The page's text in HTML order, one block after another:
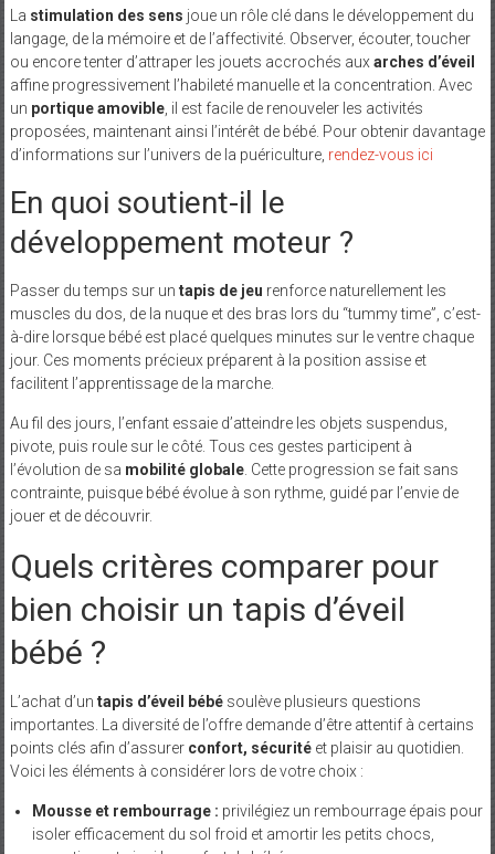
La stimulation des sens joue un rôle clé dans le développement du
langage, de la mémoire et de l’affectivité. Observer, écouter, toucher
ou encore tenter d’attraper les jouets accrochés aux arches d’éveil
affine progressivement l’habileté manuelle et la concentration. Avec
un portique amovible, il est facile de renouveler les activités
proposées, maintenant ainsi l’intérêt de bébé. Pour obtenir davantage
d’informations sur l’univers de la puériculture, rendez-vous ici
En quoi soutient-il le
développement moteur ?
Passer du temps sur un tapis de jeu renforce naturellement les
muscles du dos, de la nuque et des bras lors du “tummy time”, c’est-
à-dire lorsque bébé est placé quelques minutes sur le ventre chaque
jour. Ces moments précieux préparent à la position assise et
facilitent l’apprentissage de la marche.
Au fil des jours, l’enfant essaie d’atteindre les objets suspendus,
pivote, puis roule sur le côté. Tous ces gestes participent à
l’évolution de sa mobilité globale. Cette progression se fait sans
contrainte, puisque bébé évolue à son rythme, guidé par l’envie de
jouer et de découvrir.
Quels critères comparer pour
bien choisir un tapis d’éveil
bébé ?
L’achat d’un tapis d’éveil bébésoulève plusieurs questions
importantes. La diversité de l’offre demande d’être attentif à certains
points clés afin d’assurer confort, sécuritéet plaisir au quotidien.
Voici les éléments à considérer lors de votre choix :
Mousse et rembourrage : privilégiez un rembourrage épais pour
isoler efficacement du sol froid et amortir les petits chocs,